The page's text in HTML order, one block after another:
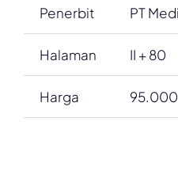
Penerbit PT
Halaman II + 80
Harga 95.000